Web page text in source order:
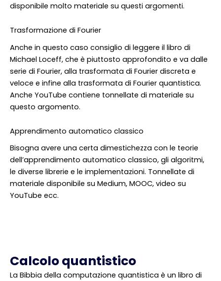
disponibile molto materiale su questi argomenti.
Trasformazione di Fourier
Anche in questo caso consiglio di leggere il libro di
Michael Loceff, che è piuttosto approfondito e va dalle
serie di Fourier, alla trasformata di Fourier discreta e
veloce e infine alla trasformata di Fourier quantistica.
Anche YouTube contiene tonnellate di materiale su
questo argomento.
Apprendimento automatico classico
Bisogna avere una certa dimestichezza con le teorie
dell’apprendimento automatico classico, gli algoritmi,
le diverse librerie e le implementazioni. Tonnellate di
materiale disponibile su Medium, MOOC, video su
YouTube ecc.
Calcolo quantistico
La Bibbia della computazione quantistica è un libro di